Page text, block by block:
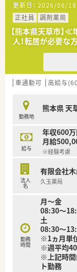
＜こんな店舗
■天草市にあ
■薬剤師2名
■総合病院門
の他施設の処
■会社全店
<キャリアア
■未経験の方
社負担）そ
を経験できま
■高年収の求
です。
更新日： 2026/06/18
正社員
調剤薬局
【熊本県天草市】
人！転居が必要な
車通勤可 高給与
勤務地
熊本県 天
給与
年収600
月給
※経験考慮
法人
名
有限会社
久玉薬局
勤務
時間
月～金
08:30～
土
08:30～
※1ヵ月単
※週平均
※上記時間
ト勤務